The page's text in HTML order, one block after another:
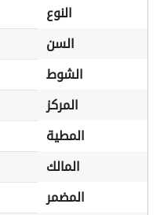
النوع
السن
الشوط
المركز
المطية
المالك
المضمر